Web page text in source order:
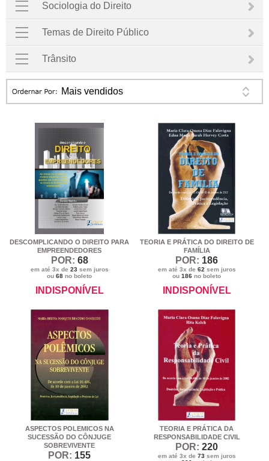
Sociologia do Direito
Temas de Direito Público
Trânsito
DESCOMPLICANDO O DIREITO PARA
EMPREENDEDORES
POR: 68
em até 3x de 23sem juros
ou68 no boleto
INDISPONÍVEL
TEORIA E PRÁTICA DO DIREITO DE
FAMÍLIA
POR: 186
em até 3x de 62 sem juros
ou186 no boleto
INDISPONÍVEL
ASPECTOS POLEMICOS NA
SUCESSÃO DO CÔNJUGE
SOBREVIVENTE
POR: 155
TEORIA E PRÁTICA DA
RESPONSABILIDADE CIVIL
POR: 220
em até 3x de 73sem juros